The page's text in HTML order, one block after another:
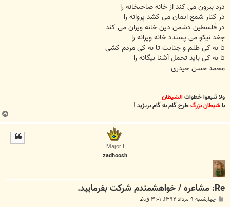
ت
دزد بیرون می کند از خانه صاحبخانه را
در کنار شمع ایمان می کشد پروانه را
در فلسطین دشمن دین خانه ویران می کند
جغد نیکو می پسندد خانه ویرانه را
تا به کی ظلم و جنایت تا به کی مردم کشی
تا به کی باید تحمل آشنا بیگانه را
محمد حسن حیدری
ولا تتبعوا خطواتالشیطان
باشیطان بزرگطرح گام به گام نریزید!
ب
ا
Major I
zadhoosh
Re: مشاعره / خواهشمندم شرکت بفرماييد.
پ چهارشنبه ۹ مرداد ۱۳۹۲, ۳:۰۱ ق.ظ